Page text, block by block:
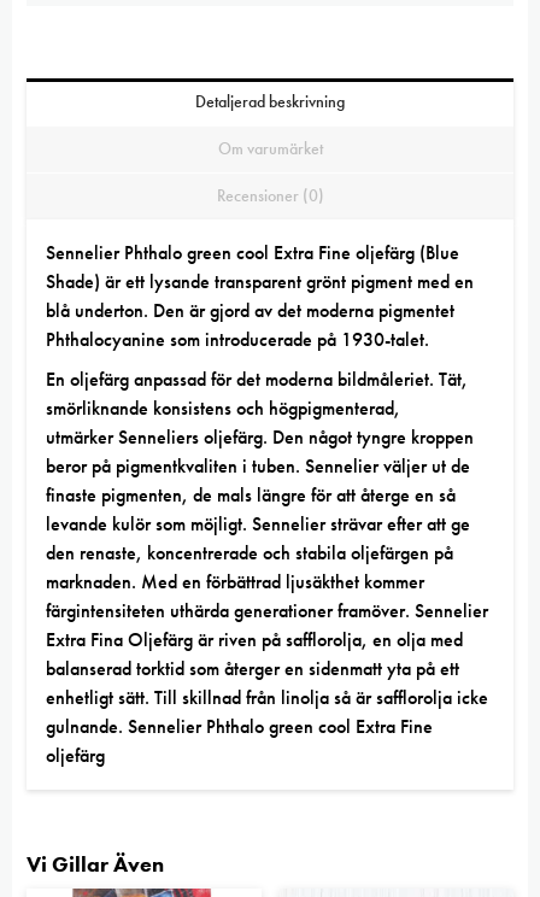
Detaljerad beskrivning
Om varumärket
Recensioner (0)
Sennelier Phthalo green cool Extra Fine oljefärg (Blue
Shade) är ett lysande transparent grönt pigment med en
blå underton. Den är gjord av det moderna pigmentet
Phthalocyanine som introducerade på 1930-talet.
En oljefärg anpassad för det moderna bildmåleriet. Tät,
smörliknande konsistens och högpigmenterad,
utmärkerSenneliers oljefärg. Den något tyngre kroppen
beror på pigmentkvaliten i tuben. Sennelier väljer ut de
finaste pigmenten, de mals längre för att återge en så
levande kulör som möjligt. Sennelier strävar efter att ge
den renaste, koncentrerade och stabila oljefärgen på
marknaden. Med en förbättrad ljusäkthet kommer
färgintensiteten uthärda generationer framöver. Sennelier
Extra Fina Oljefärg är riven på safflorolja, en olja med
balanserad torktid som återger en sidenmatt yta på ett
enhetligt sätt. Till skillnad från linolja så är safflorolja icke
gulnande. Sennelier Phthalo green cool Extra Fine
oljefärg
Vi Gillar Även